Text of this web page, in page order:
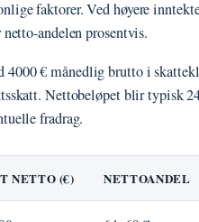
faktorer. Ved høyere
andelen prosentvis.
€ månedlig brutto i
Nettobeløpet blir typisk
fradrag.
NETTO (€) NETTOANDEL